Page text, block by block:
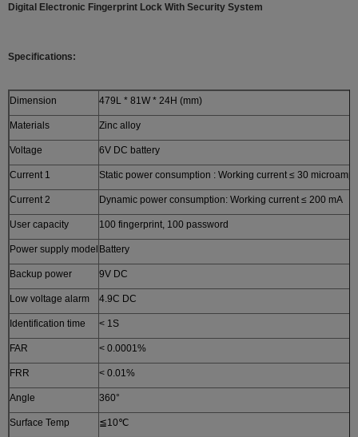
Digital Electronic Fingerprint Lock With Security System
Specifications:
Dimension 479L * 81W * 24H (mm)
Materials Zinc alloy
Voltage 6V DC battery
Current 1 Static power consumption : Working current ≤ 30 microamps
Current 2 Dynamic power consumption: Working current ≤ 200 mA
User capacity 100 fingerprint, 100 password
Power supply model Battery
Backup power 9V DC
Low voltage alarm 4.9C DC
Identification time < 1S
FAR < 0.0001%
FRR < 0.01%
Angle 360°
Surface Temp ≦10℃